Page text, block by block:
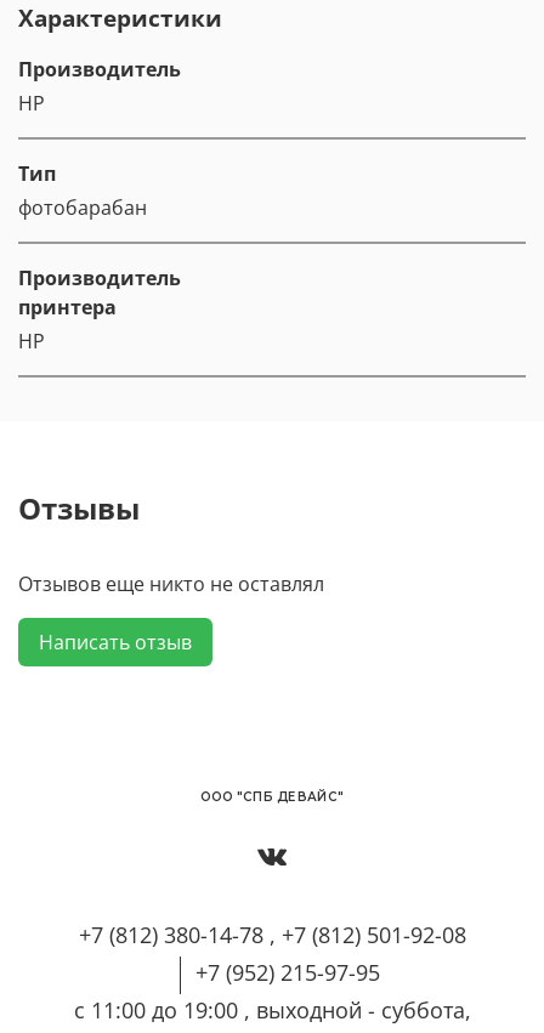
Характеристики
Производитель
HP
Тип
фотобарабан
Производитель
принтера
HP
Отзывы
Отзывов еще никто не оставлял
Написать отзыв
+7 (812) 380-14-78 , +7 (812) 501-92-08
+7 (952) 215-97-95
с 11:00 до 19:00 , выходной - суббота,
OОО "СПБ ДЕВАЙС"